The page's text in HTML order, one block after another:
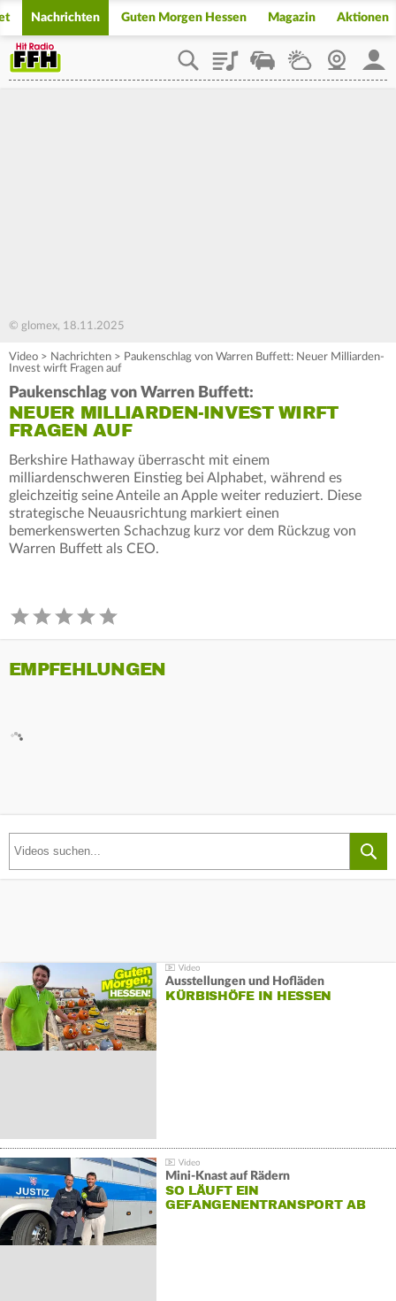
Nachrichten Guten Morgen Hessen Magazin Aktionen
PlaylistStaupilotWetterWebcam
© glomex, 18.11.2025
Video > Nachrichten > Paukenschlag von Warren Buffett: Neuer Milliarden-
Invest wirft Fragen auf
Paukenschlag von Warren Buffett:
NEUER MILLIARDEN-INVEST WIRFT
FRAGEN AUF
Berkshire Hathaway überrascht mit einem
milliardenschweren Einstieg bei Alphabet, während es
gleichzeitig seine Anteile an Apple weiter reduziert. Diese
strategische Neuausrichtung markiert einen
bemerkenswerten Schachzug kurz vor dem Rückzug von
Warren Buffett als CEO.
EMPFEHLUNGEN
Ausstellungen und Hofläden
KÜRBISHÖFE IN HESSEN
Mini-Knast auf Rädern
SO LÄUFT EIN
GEFANGENENTRANSPORT AB